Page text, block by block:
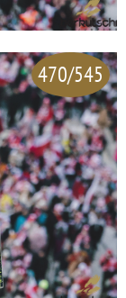
470/545